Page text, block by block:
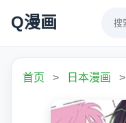
Q漫画
首页 > 日本漫画 >